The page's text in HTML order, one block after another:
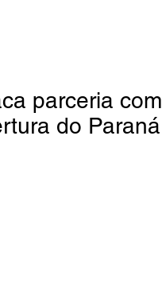
parceria com
do Paraná